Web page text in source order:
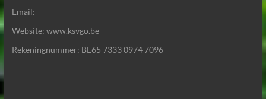
Email:
Website: www.ksvgo.be
Rekeningnummer: BE65 7333 0974 7096